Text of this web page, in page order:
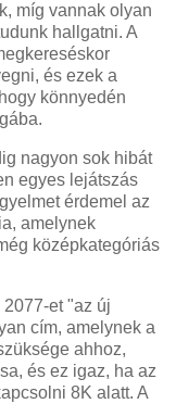
míg vannak olyan
hallgatni. A
és ezek a
könnyedén
nagyon sok hibát
egyes lejátszás
érdemel az
amelynek
középkategóriás
et "az új
cím, amelynek a
ahhoz,
és ez igaz, ha az
8K alatt. A